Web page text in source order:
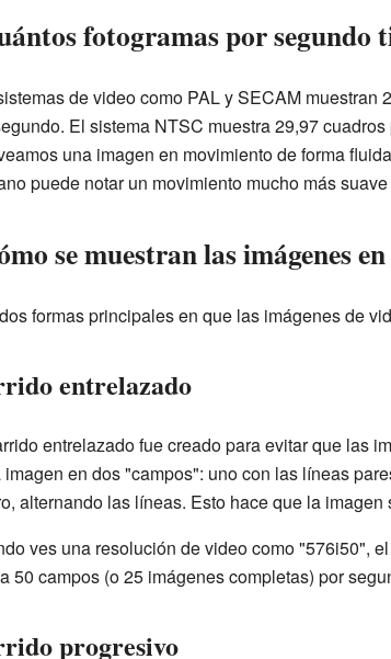
fotogramas por segundo
de video como PAL y SECAM muestran
El sistema NTSC muestra 29,97
una imagen en movimiento de forma
puede notar un movimiento mucho más
se muestran las imágenes
formas principales en que las imágenes de
entrelazado
entrelazado fue creado para evitar que las
imagen en dos "campos": uno con las líneas
alternando las líneas. Esto hace que la imagen
ves una resolución de video como "576i50",
50 campos (o 25 imágenes completas) por
progresivo